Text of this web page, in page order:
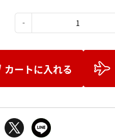
カートに入れる